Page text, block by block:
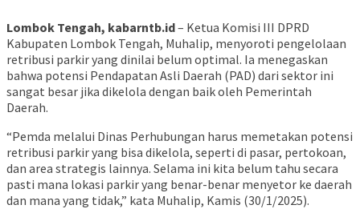
Lombok Tengah, kabarntb.id– Ketua Komisi III DPRD
Kabupaten Lombok Tengah, Muhalip, menyoroti pengelolaan
retribusi parkir yang dinilai belum optimal. Ia menegaskan
bahwa potensi Pendapatan Asli Daerah (PAD) dari sektor ini
sangat besar jika dikelola dengan baik oleh Pemerintah
Daerah.
“Pemda melalui Dinas Perhubungan harus memetakan potensi
retribusi parkir yang bisa dikelola, seperti di pasar, pertokoan,
dan area strategis lainnya. Selama ini kita belum tahu secara
pasti mana lokasi parkir yang benar-benar menyetor ke daerah
dan mana yang tidak,” kata Muhalip, Kamis (30/1/2025).